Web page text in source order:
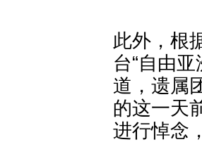
此外，根
台“自由
道，遗属
的这一天
进行悼念